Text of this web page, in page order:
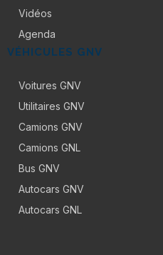
Vidéos
Agenda
VÉHICULES GNV
Voitures GNV
Utilitaires GNV
Camions GNV
Camions GNL
Bus GNV
Autocars GNV
Autocars GNL